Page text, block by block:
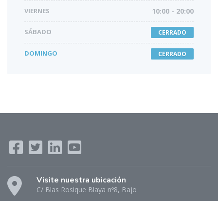
VIERNES 10:00 - 20:00
SÁBADO CERRADO
DOMINGO CERRADO
Visite nuestra ubicación
C/ Blas Rosique Blaya nº8, Bajo